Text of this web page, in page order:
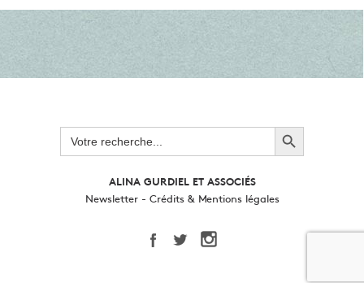
Search
for:
Search Button
ALINA GURDIEL ET ASSOCIÉS
Newsletter- Crédits & Mentions légales